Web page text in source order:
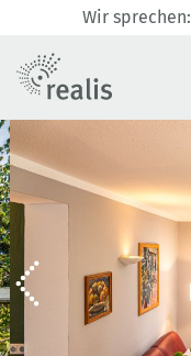
Wir sprechen: